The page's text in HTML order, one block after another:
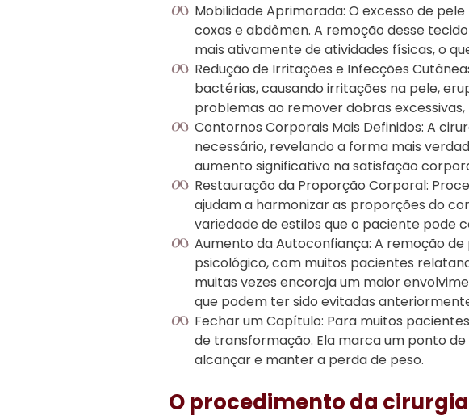
Mobilidade Aprimorada: O excesso de
coxas e abdômen. A remoção desse
mais ativamente de atividades físicas, o
Redução de Irritações e Infecções
bactérias, causando irritações na pele,
problemas ao remover dobras
Contornos Corporais Mais Definidos: A
necessário, revelando a forma mais
aumento significativo na satisfação
Restauração da Proporção Corporal:
ajudam a harmonizar as proporções do
variedade de estilos que o paciente pode
Aumento da Autoconfiança: A remoção
psicológico, com muitos pacientes
muitas vezes encoraja um maior
que podem ter sido evitadas
Fechar um Capítulo: Para muitos
de transformação. Ela marca um ponto
alcançar e manter a perda de peso.
O procedimento da